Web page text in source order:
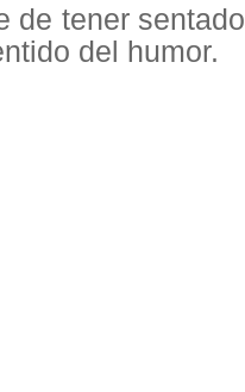
de tener
del humor.